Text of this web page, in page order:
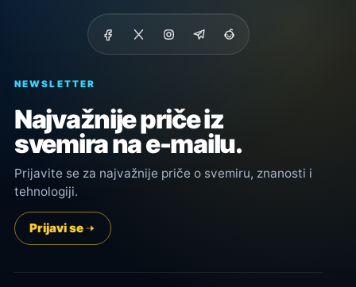
NEWSLETTER
Najvažnije priče iz
svemira na e-mailu.
Prijavite se za najvažnije priče o svemiru, znanosti i
tehnologiji.
Prijavi se